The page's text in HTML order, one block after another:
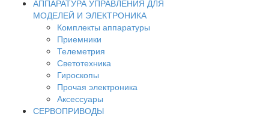
АППАРАТУРА УПРАВЛЕНИЯ ДЛЯ
МОДЕЛЕЙ И ЭЛЕКТРОНИКА
Комплекты аппаратуры
Приемники
Телеметрия
Светотехника
Гироскопы
Прочая электроника
Аксессуары
СЕРВОПРИВОДЫ